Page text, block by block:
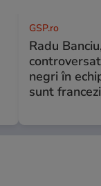
GSP.ro
Radu
negri în
sunt